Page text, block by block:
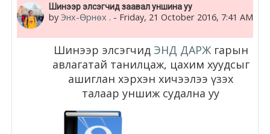
Moodle
development
Moodle
Шинээр элсэгчид заавал уншина уу
by Энх-Өрнөх . - Friday, 21 October 2016, 7:41 AM
Number of replies: 0
Шинээр элсэгчид ЭНД ДАРЖгарын
авлагатай танилцаж, цахим хуудсыг
ашиглан хэрхэн хичээлээ үзэх
талаар уншиж судална уу